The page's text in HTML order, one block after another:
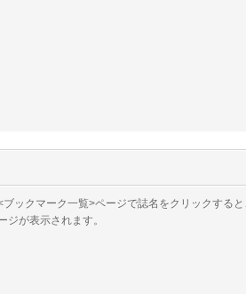
ックマーク一覧>ページで誌名をクリックする
ジが表示されます。